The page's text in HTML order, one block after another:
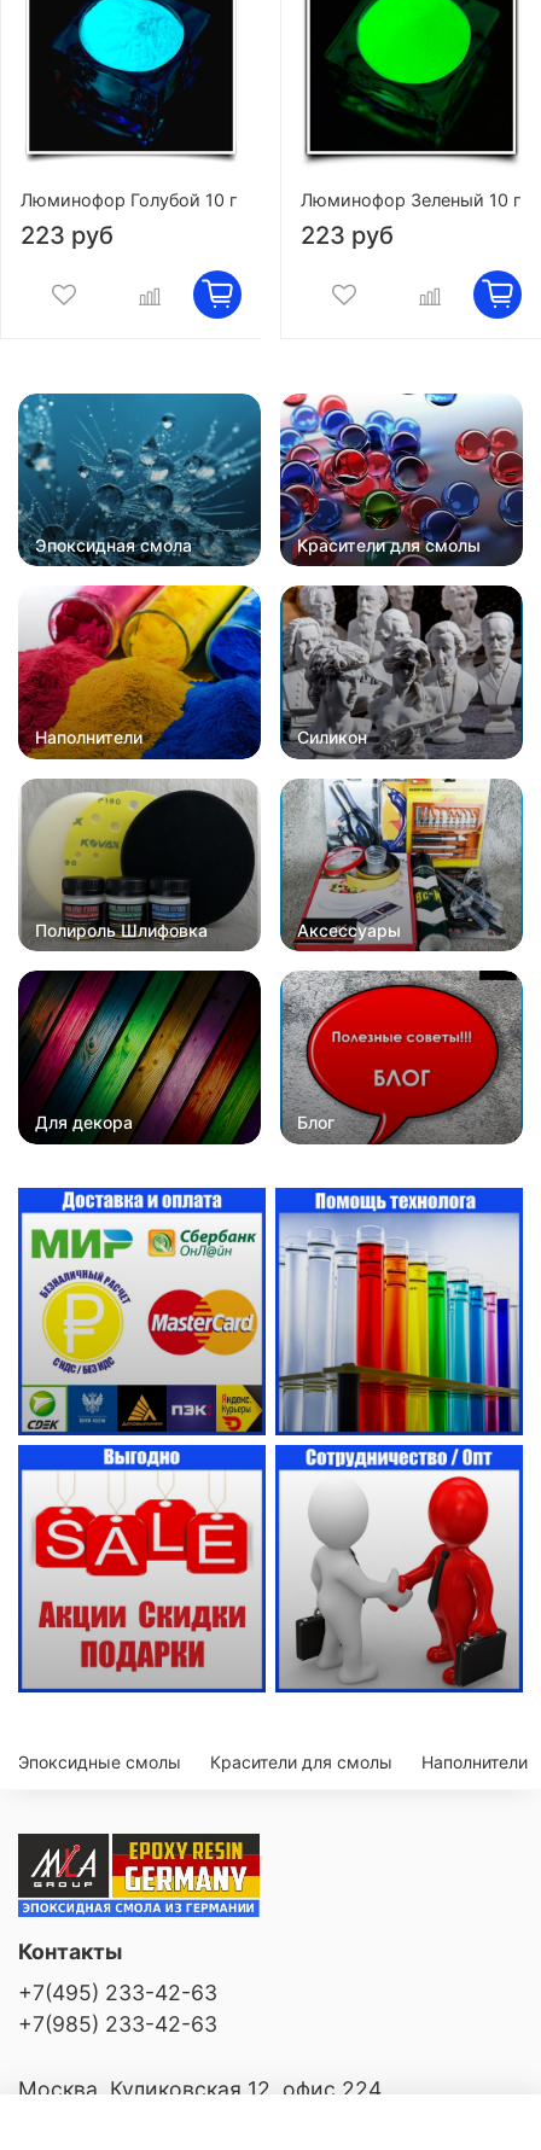
Люминофор Голубой 10 г
223 руб
Люминофор Зеленый 10 г
223 руб
Эпоксидная смола Красители для смолы
Наполнители Силикон
Полироль Шлифовка Аксессуары
Для декора Блог
Эпоксидные смолы Красители для смолы Наполнители
Контакты
+7(495) 233-42-63
+7(985) 233-42-63
Москва, Куликовская 12, офис 224